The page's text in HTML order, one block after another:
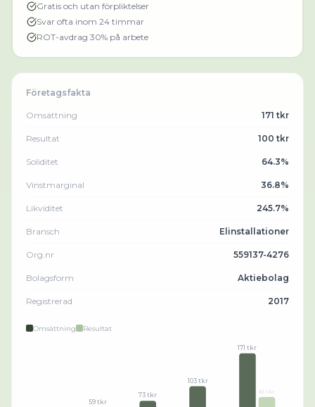
Gratis och utan förpliktelser
Svar ofta inom 24 timmar
ROT-avdrag 30% på arbete
Företagsfakta
Omsättning 171 tkr
Resultat 100 tkr
Soliditet 64.3%
Vinstmarginal 36.8%
Likviditet 245.7%
Bransch Elinstallationer
Org.nr 559137-4276
Bolagsform Aktiebolag
Registrerad 2017
Omsättning Resultat
59 tkr
73 tkr
103 tkr
171 tkr
81 tkr